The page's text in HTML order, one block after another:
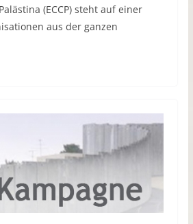
(ECCP) steht auf einer
aus der ganzen